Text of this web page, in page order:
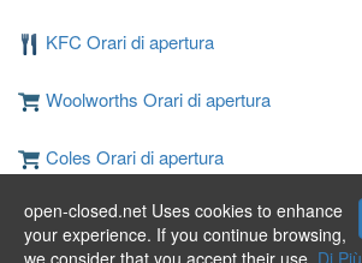
open-closed.net Uses cookies to enhance
your experience. If you continue browsing,
we consider that you accept their use. Di Più
KFC Orari di apertura
Woolworths Orari di apertura
Coles Orari di apertura
JB Hi-Fi Orari di apertura